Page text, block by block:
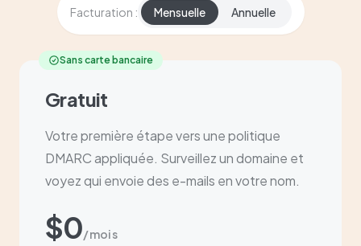
Facturation : Mensuelle Annuelle
Sans carte bancaire
Gratuit
Votre première étape vers une politique
DMARC appliquée. Surveillez un domaine et
voyez qui envoie des e-mails en votre nom.
$0/mois